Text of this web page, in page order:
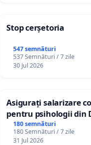
Stop cerșetoria
547 semnături
537 Semnături / 7 zile
30 Jul 2026
Asigurați salarizare
pentru psihologii din
spitale
180 semnături
180 Semnături / 7 zile
31 Jul 2026